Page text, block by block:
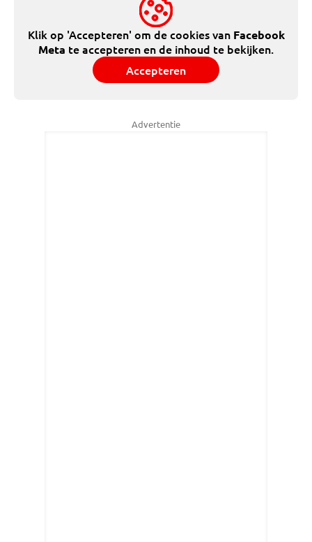
Klik op 'Accepteren' om de cookies van Facebook
Meta te accepteren en de inhoud te bekijken.
Accepteren
Advertentie